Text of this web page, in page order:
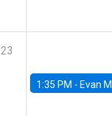
23
1:35 PM - Evan Munro, Neyman Visiting Assistant Professor in the